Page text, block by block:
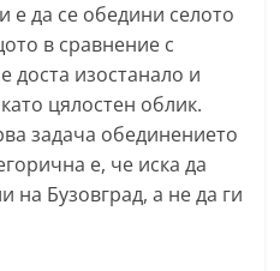
е да се обедини селото
в сравнение с
доста изостанало и
цялостен облик.
задача обединението
е, че иска да
на Бузовград, а не да ги